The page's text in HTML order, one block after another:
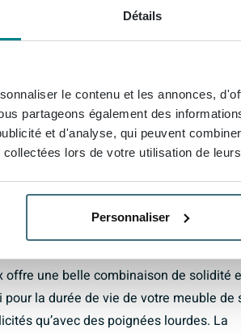
Détails
le contenu et les annonces,
partageons également des
et d'analyse, qui peuvent
lors de votre utilisation de
Personnaliser
une poignée s’utilise au quotidien.
pour une bonne prise en main,
une serviette. Le montage en
à vos doigts de passer facilement
de placards hautes confortable et
de bains est très utilisée, vous
cela tombe tout simplement bien en
offre une belle combinaison de solidité
la durée de vie de votre meuble de
qu’avec des poignées lourdes. La